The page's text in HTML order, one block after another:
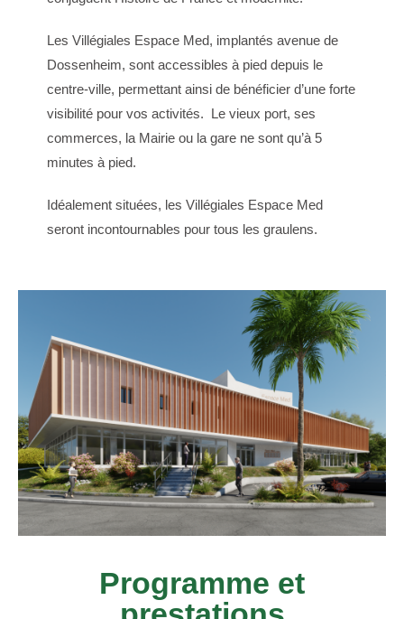
Les Villégiales Espace Med, implantés avenue de
Dossenheim, sont accessibles à pied depuis le
centre-ville, permettant ainsi de bénéficier d’une forte
visibilité pour vos activités. Le vieux port, ses
commerces, la Mairie ou la gare ne sont qu’à 5
minutes à pied.
Idéalement situées, les Villégiales Espace Med
seront incontournables pour tous les graulens.
Programme et